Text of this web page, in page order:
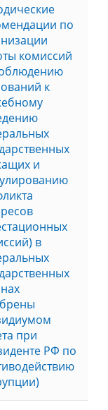
по
комиссий
к
и
в
при
РФ по